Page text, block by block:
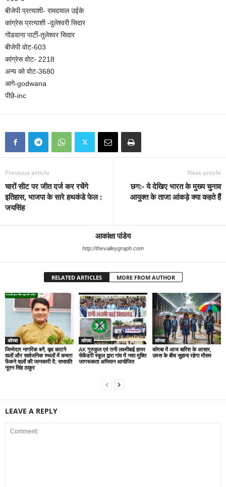
बीजेपी प्रत्याशी- रामदयाल उईके
कांग्रेस प्रत्याशी -दुलेश्वरी सिदार
गोंडवाना पार्टी-तुलेश्वर सिदार
बीजेपी वोट-603
कांग्रेस वोट- 2218
अन्य को वोट-3680
आगे-godwana
पीछे-inc
Previous article
चारों सीट पर जीत दर्ज कर रचेंगे
इतिहास, भाजपा के सारे हथकंडे फेल :
जयसिंह
Next article
छग:- ये देखिए भारत के मुख्य चुनाव
आयुक्त के ताजा आंकड़े क्या कहते हैं
आकांक्षा पांडेय
http://thevalleygraph.com
RELATED ARTICLES MORE FROM AUTHOR
कोरबा
जिम्मेदार नागरिक बनें, वृक्ष काटने
वालों और सार्वजनिक स्थलों में कचरा
फेंकने वालों की जानकारी दें: सभापति
नूतन सिंह ठाकुर
कोरबा
AK गुरुकुल एवं रानी लक्ष्मीबाई हायर
सेकेंडरी स्कूल द्वारा गांव में नशा मुक्ति
जागरूकता अभियान आयोजित
कोरबा
कोरबा में आज बारिश के आसार,
उमस के बीच सुहाना रहेगा मौसम
LEAVE A REPLY